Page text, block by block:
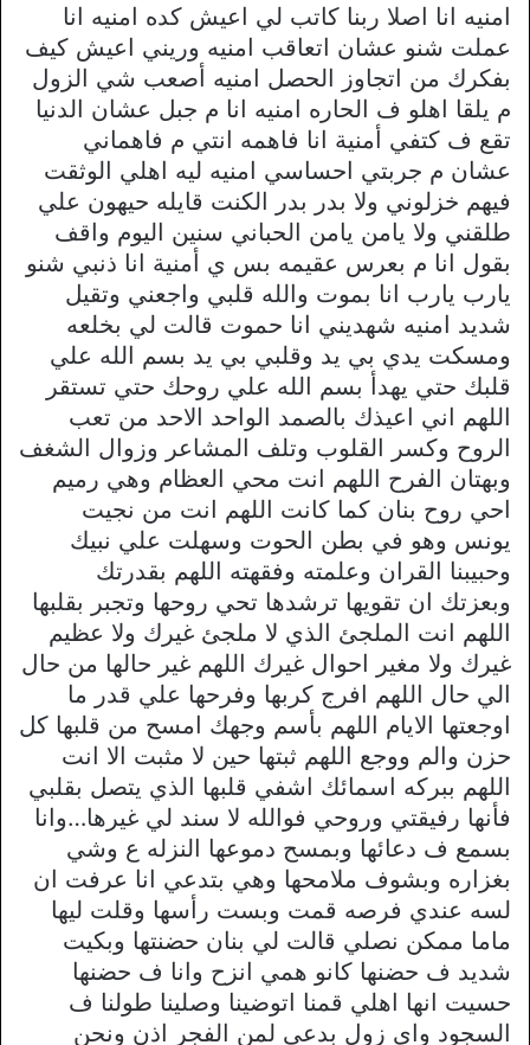
امنيه انا اصلا ربنا كاتب لي اعيش كده امنيه انا
عملت شنو عشان اتعاقب امنيه وريني اعيش كيف
بفكرك من اتجاوز الحصل امنيه أصعب شي الزول
م يلقا اهلو ف الحاره امنيه انا م جبل عشان الدنيا
تقع ف كتفي أمنية انا فاهمه انتي م فاهماني
عشان م جربتي احساسي امنيه ليه اهلي الوثقت
فيهم خزلوني ولا بدر بدر الكنت قايله حيهون علي
طلقني ولا يامن يامن الحباني سنين اليوم واقف
بقول انا م بعرس عقيمه بس ي أمنية انا ذنبي شنو
يارب يارب انا بموت والله قلبي واجعني وتقيل
شديد امنيه شهديني انا حموت قالت لي بخلعه
ومسكت يدي بي يد وقلبي بي يد بسم الله علي
قلبك حتي يهدأ بسم الله علي روحك حتي تستقر
اللهم اني اعيذك بالصمد الواحد الاحد من تعب
الروح وكسر القلوب وتلف المشاعر وزوال الشغف
وبهتان الفرح اللهم انت محي العظام وهي رميم
احي روح بنان كما كانت اللهم انت من نجيت
يونس وهو في بطن الحوت وسهلت علي نبيك
وحبيبنا القران وعلمته وفقهته اللهم بقدرتك
وبعزتك ان تقويها ترشدها تحي روحها وتجبر بقلبها
اللهم انت الملجئ الذي لا ملجئ غيرك ولا عظيم
غيرك ولا مغير احوال غيرك اللهم غير حالها من حال
الي حال اللهم افرج كربها وفرحها علي قدر ما
اوجعتها الايام اللهم بأسم وجهك امسح من قلبها كل
حزن والم ووجع اللهم ثبتها حين لا مثبت الا انت
اللهم ببركه اسمائك اشفي قلبها الذي يتصل بقلبي
فأنها رفيقتي وروحي فوالله لا سند لي غيرها…وانا
بسمع ف دعائها وبمسح دموعها النزله ع وشي
بغزاره وبشوف ملامحها وهي بتدعي انا عرفت ان
لسه عندي فرصه قمت وبست رأسها وقلت ليها
ماما ممكن نصلي قالت لي بنان حضنتها وبكيت
شديد ف حضنها كانو همي انزح وانا ف حضنها
حسيت انها اهلي قمنا اتوضينا وصلينا طولنا ف
السجود واي زول بدعي لمن الفجر اذن ونحن